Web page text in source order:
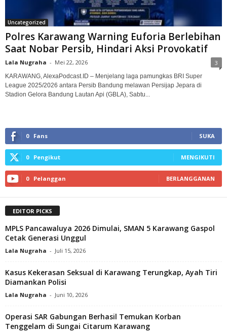
Uncategorized
Polres Karawang Warning Euforia Berlebihan
Saat Nobar Persib, Hindari Aksi Provokatif
Lala Nugraha - Mei 22, 2026 3
KARAWANG, AlexaPodcast.ID – Menjelang laga pamungkas BRI Super
League 2025/2026 antara Persib Bandung melawan Persijap Jepara di
Stadion Gelora Bandung Lautan Api (GBLA), Sabtu...
0 Fans SUKA
0 Pengikut MENGIKUTI
0 Pelanggan BERLANGGANAN
EDITOR PICKS
MPLS Pancawaluya 2026 Dimulai, SMAN 5 Karawang Gaspol
Cetak Generasi Unggul
Lala Nugraha - Juli 15, 2026
Kasus Kekerasan Seksual di Karawang Terungkap, Ayah Tiri
Diamankan Polisi
Lala Nugraha - Juni 10, 2026
Operasi SAR Gabungan Berhasil Temukan Korban
Tenggelam di Sungai Citarum Karawang